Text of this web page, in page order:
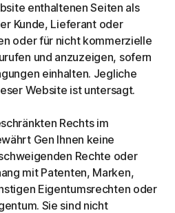
enthaltenen Seiten als
Kunde, Lieferant oder
oder für nicht kommerzielle
und anzuzeigen, sofern
einhalten. Jegliche
Website ist untersagt.
Rechts im
Gen Ihnen keine
Rechte oder
mit Patenten, Marken,
Eigentumsrechten oder
Sie sind nicht